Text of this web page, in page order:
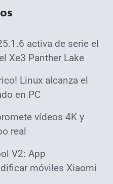
activa de serie el
Xe3 Panther Lake
Linux alcanza el
en PC
vídeos 4K y
real
V2: App
móviles Xiaomi